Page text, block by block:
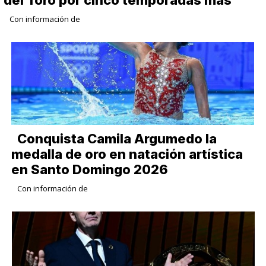
Con información de
Conquista Camila Argumedo la
medalla de oro en natación artística
en Santo Domingo 2026
Con información de